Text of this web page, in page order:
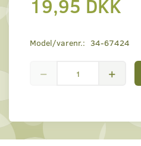
19,95 DKK
Model/varenr.: 34-67424